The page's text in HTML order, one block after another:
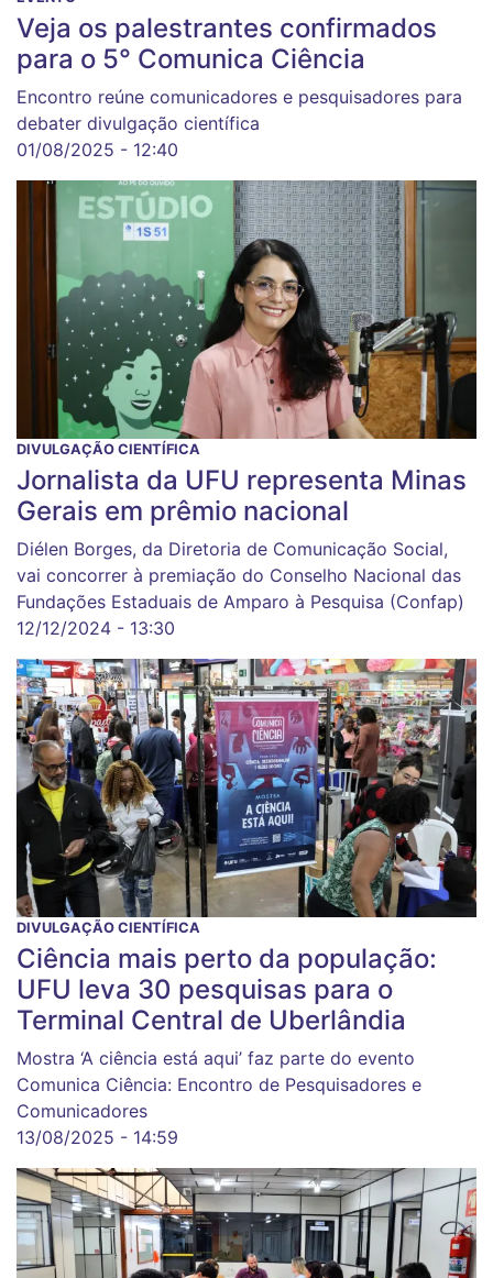
Veja os palestrantes confirmados
para o 5° Comunica Ciência
Encontro reúne comunicadores e pesquisadores para
debater divulgação científica
01/08/2025 - 12:40
DIVULGAÇÃO CIENTÍFICA
Jornalista da UFU representa Minas
Gerais em prêmio nacional
Diélen Borges, da Diretoria de Comunicação Social,
vai concorrer à premiação do Conselho Nacional das
Fundações Estaduais de Amparo à Pesquisa (Confap)
12/12/2024 - 13:30
DIVULGAÇÃO CIENTÍFICA
Ciência mais perto da população:
UFU leva 30 pesquisas para o
Terminal Central de Uberlândia
Mostra ‘A ciência está aqui’ faz parte do evento
Comunica Ciência: Encontro de Pesquisadores e
Comunicadores
13/08/2025 - 14:59